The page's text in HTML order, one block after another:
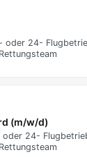
24-
(m/w/d)
24-